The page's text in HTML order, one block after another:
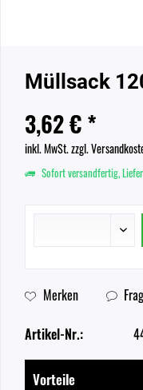
Müllsack
3,62 € *
inkl. MwSt.zzgl.
Sofort versandfertig,
Merken
Artikel-Nr.:
Vorteile